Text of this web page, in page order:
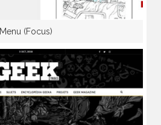
Menu (Focus)